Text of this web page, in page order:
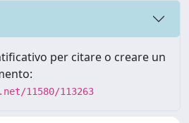
per citare o creare un
11580/113263